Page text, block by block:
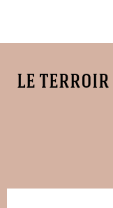
le terroir